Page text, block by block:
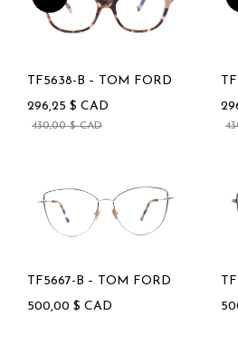
TF5638-B – TOM FORD
296,25 $ CAD
430,00$CAD
TF5667-B – TOM FORD
500,00 $ CAD